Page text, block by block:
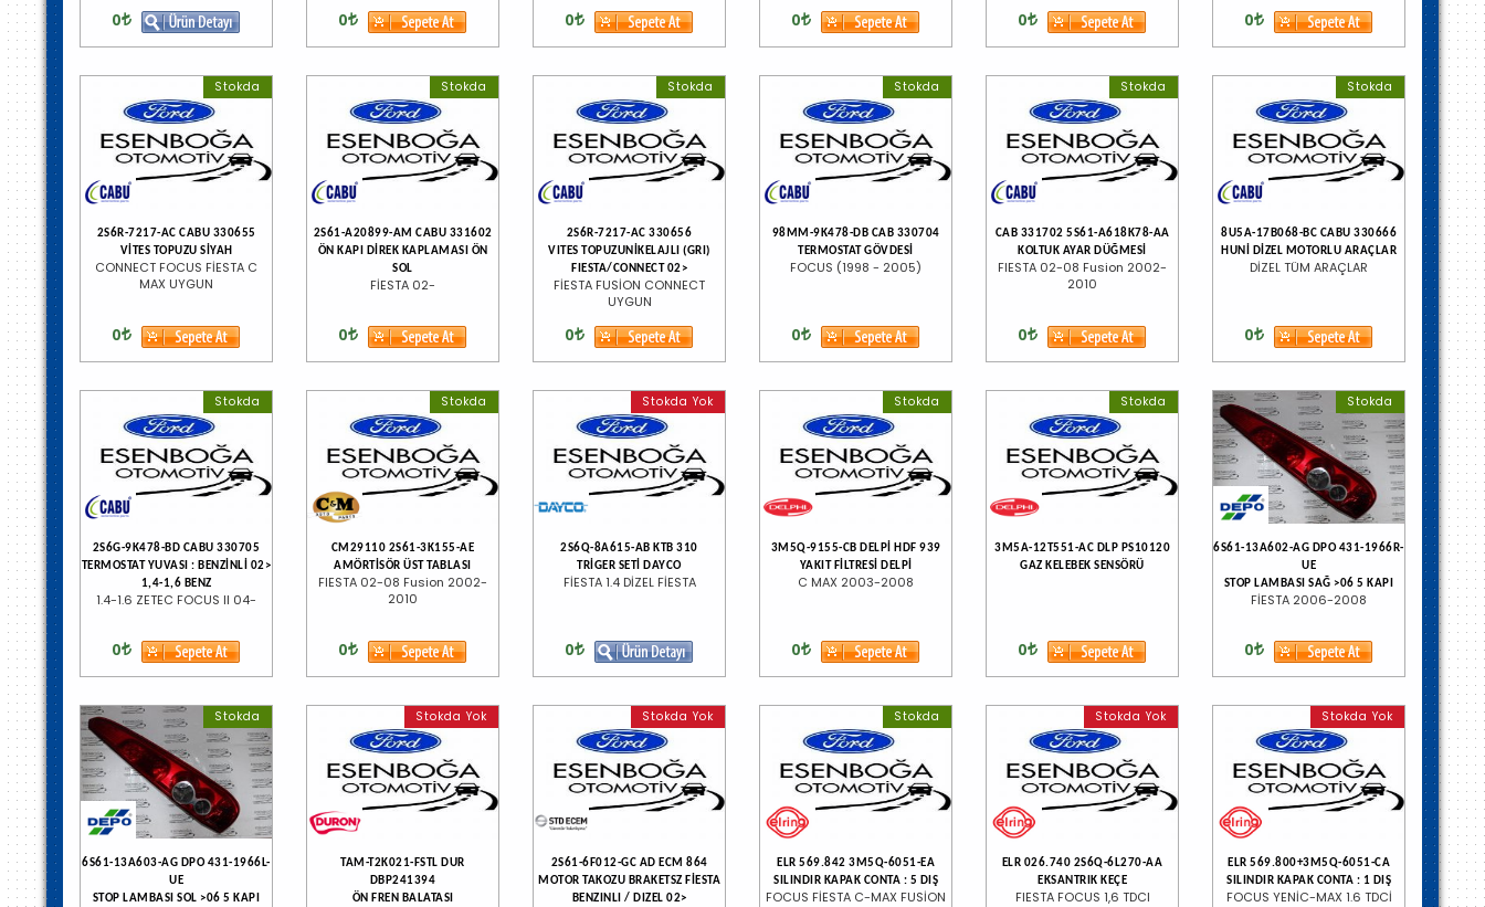
0 0 0 0 0 0
Stokda
2S6R-7217-AC CABU 330655
VİTES TOPUZU SİYAH
CONNECT FOCUS FİESTA C
MAX UYGUN
0
Stokda
2S61-A20899-AM CABU 331602
ÖN KAPI DİREK KAPLAMASI ÖN
SOL
FİESTA 02-
0
Stokda
2S6R-7217-AC 330656
VITES TOPUZUNİKELAJLI (GRI)
FIESTA/CONNECT 02>
FİESTA FUSİON CONNECT
UYGUN
0
Stokda
98MM-9K478-DB CAB 330704
TERMOSTAT GÖVDESİ
FOCUS (1998 - 2005)
0
Stokda
CAB 331702 5S61-A618K78-AA
KOLTUK AYAR DÜĞMESİ
FIESTA 02-08 Fusion 2002-
2010
0
Stokda
8U5A-17B068-BC CABU 330666
HUNİ DİZEL MOTORLU ARAÇLAR
DİZEL TÜM ARAÇLAR
0
Stokda
2S6G-9K478-BD CABU 330705
TERMOSTAT YUVASI : BENZİNLİ 02>
1,4-1,6 BENZ
1.4-1.6 ZETEC FOCUS II 04-
0
Stokda
CM29110 2S61-3K155-AE
AMÖRTİSÖR ÜST TABLASI
FIESTA 02-08 Fusion 2002-
2010
0
Stokda Yok
2S6Q-8A615-AB KTB 310
TRİGER SETİ DAYCO
FİESTA 1.4 DİZEL FİESTA
0
Stokda
3M5Q-9155-CB DELPİ HDF 939
YAKIT FİLTRESİ DELPİ
C MAX 2003-2008
0
Stokda
3M5A-12T551-AC DLP PS10120
GAZ KELEBEK SENSÖRÜ
0
Stokda
6S61-13A602-AG DPO 431-1966R-
UE
STOP LAMBASI SAĞ >06 5 KAPI
FİESTA 2006-2008
0
Stokda
6S61-13A603-AG DPO 431-1966L-
UE
STOP LAMBASI SOL >06 5 KAPI
Stokda Yok
TAM-T2K021-FSTL DUR
DBP241394
ÖN FREN BALATASI
Stokda Yok
2S61-6F012-GC AD ECM 864
MOTOR TAKOZU BRAKETSZ FİESTA
BENZINLI / DIZEL 02>
Stokda
ELR 569.842 3M5Q-6051-EA
SILINDIR KAPAK CONTA : 5 DIŞ
FOCUS FİESTA C-MAX FUSİON
Stokda Yok
ELR 026.740 2S6Q-6L270-AA
EKSANTRIK KEÇE
FIESTA FOCUS 1,6 TDCI
Stokda Yok
ELR 569.800+3M5Q-6051-CA
SILINDIR KAPAK CONTA : 1 DIŞ
FOCUS YENİC-MAX 1.6 TDCİ